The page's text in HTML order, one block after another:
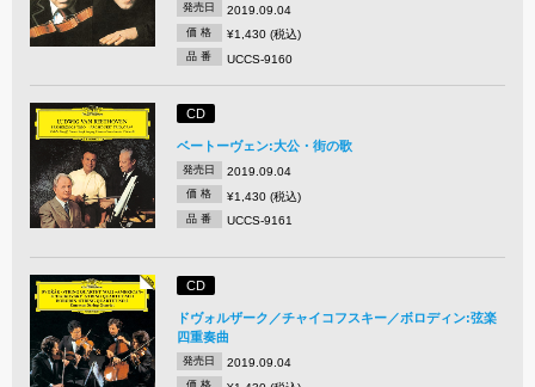
発売日 2019.09.04
価 格 ¥1,430 (税込)
品 番 UCCS-9160
CD
ベートーヴェン:大公・街の歌
発売日 2019.09.04
価 格 ¥1,430 (税込)
品 番 UCCS-9161
CD
ドヴォルザーク／チャイコフスキー／ボロディン:弦楽
四重奏曲
発売日 2019.09.04